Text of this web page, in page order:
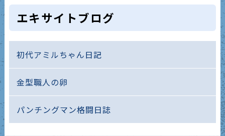
エキサイトブログ
初代アミルちゃん日記
金型職人の卵
パンチングマン格闘日誌